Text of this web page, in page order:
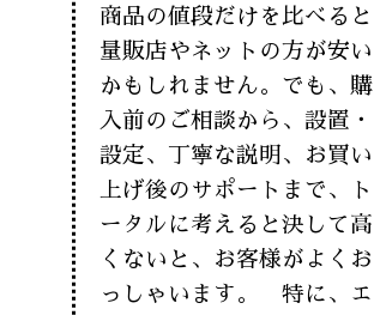
商品の値段だけを比べると
量販店やネットの方が安い
かもしれません。でも、購
入前のご相談から、設置・
設定、丁寧な説明、お買い
上げ後のサポートまで、ト
ータルに考えると決して高
くないと、お客様がよくお
っしゃいます。 特に、エ